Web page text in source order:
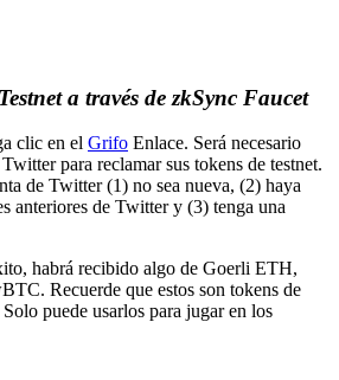
a través de zkSync Faucet
clic en el Grifo Enlace. Será necesario
para reclamar sus tokens de testnet.
de Twitter (1) no sea nueva, (2) haya
anteriores de Twitter y (3) tenga una
habrá recibido algo de Goerli ETH,
Recuerde que estos son tokens de
puede usarlos para jugar en los